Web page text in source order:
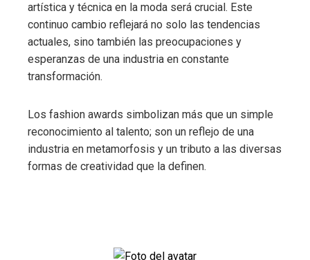
artística y técnica en la moda será crucial. Este
continuo cambio reflejará no solo las tendencias
actuales, sino también las preocupaciones y
esperanzas de una industria en constante
transformación.
Los fashion awards simbolizan más que un simple
reconocimiento al talento; son un reflejo de una
industria en metamorfosis y un tributo a las diversas
formas de creatividad que la definen.